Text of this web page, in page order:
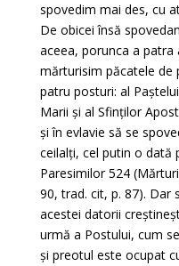
spovedim mai des, cu
De obicei însă
aceea, porunca a patra
mărturisim păcatele de
patru posturi: al
Marii și al Sfinților
și în evlavie să se
ceilalți, cel putin o dată
Paresimilor 524
90, trad. cit, p. 87). Dar
acestei datorii
urmă a Postului, cum
și preotul este ocupat